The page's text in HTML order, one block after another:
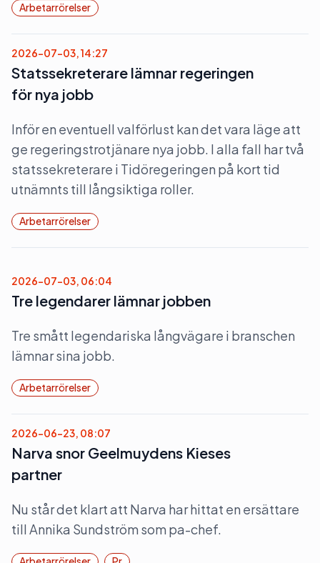
Arbetarrörelser
2026-07-03, 14:27
Statssekreterare lämnar regeringen
för nya jobb
Inför en eventuell valförlust kan det vara läge att
ge regeringstrotjänare nya jobb. I alla fall har två
statssekreterare i Tidöregeringen på kort tid
utnämnts till långsiktiga roller.
Arbetarrörelser
2026-07-03, 06:04
Tre legendarer lämnar jobben
Tre smått legendariska långvägare i branschen
lämnar sina jobb.
Arbetarrörelser
2026-06-23, 08:07
Narva snor Geelmuydens Kieses
partner
Nu står det klart att Narva har hittat en ersättare
till Annika Sundström som pa-chef.